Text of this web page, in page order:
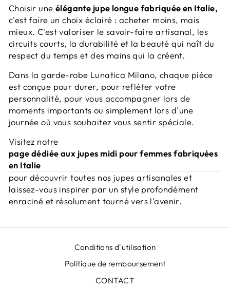
Choisir une élégante jupe longue fabriquée en Italie,
c'est faire un choix éclairé : acheter moins, mais
mieux. C'est valoriser le savoir-faire artisanal, les
circuits courts, la durabilité et la beauté qui naît du
respect du temps et des mains qui la créent.
Dans la garde-robe Lunatica Milano, chaque pièce
est conçue pour durer, pour refléter votre
personnalité, pour vous accompagner lors de
moments importants ou simplement lors d'une
journée où vous souhaitez vous sentir spéciale.
Visitez notre
page dédiée aux jupes midi pour femmes fabriquées
en Italie
pour découvrir toutes nos jupes artisanales et
laissez-vous inspirer par un style profondément
enraciné et résolument tourné vers l'avenir.
Conditions d'utilisation
Politique de remboursement
CONTACT